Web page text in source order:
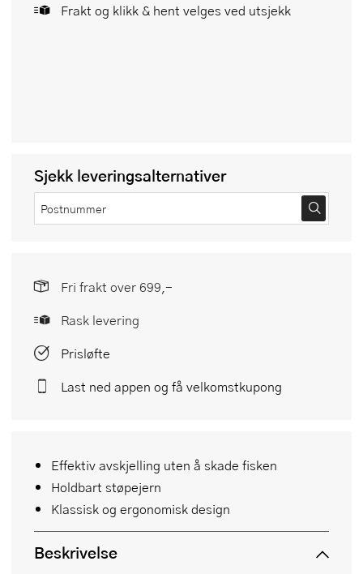
Frakt og klikk & hent velges ved utsjekk
Effektiv avskjelling uten å skade fisken
Holdbart støpejern
Klassisk og ergonomisk design
Beskrivelse
Sjekk leveringsalternativer
Fri frakt over 699,-
Rask levering
Prisløfte
Last ned appen og få velkomstkupong